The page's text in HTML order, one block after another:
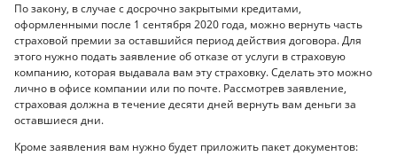
По закону, в случае с досрочно закрытыми кредитами,
оформленными после 1 сентября 2020 года, можно вернуть часть
страховой премии за оставшийся период действия договора. Для
этого нужно подать заявление об отказе от услуги в страховую
компанию, которая выдавала вам эту страховку. Сделать это можно
лично в офисе компании или по почте. Рассмотрев заявление,
страховая должна в течение десяти дней вернуть вам деньги за
оставшиеся дни.
Кроме заявления вам нужно будет приложить пакет документов: